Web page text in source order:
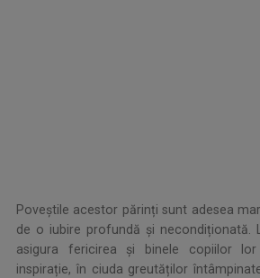
Poveștile acestor părinți sunt adesea
de o iubire profundă și necondiționată.
asigura fericirea și binele copiilor
inspirație, în ciuda greutăților